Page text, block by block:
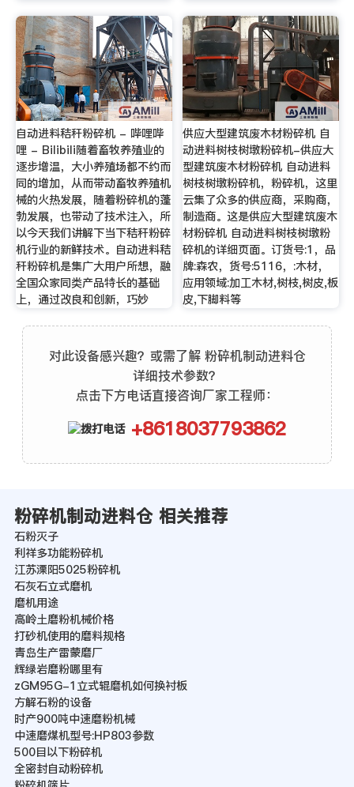
自动进料秸秆粉碎机 - 哔哩哔
哩 - Bilibili随着畜牧养殖业的
逐步增温，大小养殖场都不约而
同的增加，从而带动畜牧养殖机
械的火热发展，随着粉碎机的蓬
勃发展，也带动了技术注入，所
以今天我们讲解下当下秸秆粉碎
机行业的新鲜技术。自动进料秸
秆粉碎机是集广大用户所想，融
全国众家同类产品特长的基础
上，通过改良和创新，巧妙
供应大型建筑废木材粉碎机 自
动进料树枝树墩粉碎机-供应大
型建筑废木材粉碎机 自动进料
树枝树墩粉碎机，粉碎机，这里
云集了众多的供应商，采购商，
制造商。这是供应大型建筑废木
材粉碎机 自动进料树枝树墩粉
碎机的详细页面。订货号:1，品
牌:森农，货号:5116，:木材，
应用领域:加工木材,树枝,树皮,板
皮,下脚料等
对此设备感兴趣？或需了解 粉碎机制动进料仓
详细技术参数？
点击下方电话直接咨询厂家工程师：
+8618037793862
粉碎机制动进料仓 相关推荐
石粉灭子
利祥多功能粉碎机
江苏溧阳5025粉碎机
石灰石立式磨机
磨机用途
高岭土磨粉机械价格
打砂机使用的磨料规格
青岛生产雷蒙磨厂
辉绿岩磨粉哪里有
zGM95G-1立式辊磨机如何换衬板
方解石粉的设备
时产900吨中速磨粉机械
中速磨煤机型号:HP803参数
500目以下粉碎机
全密封自动粉碎机